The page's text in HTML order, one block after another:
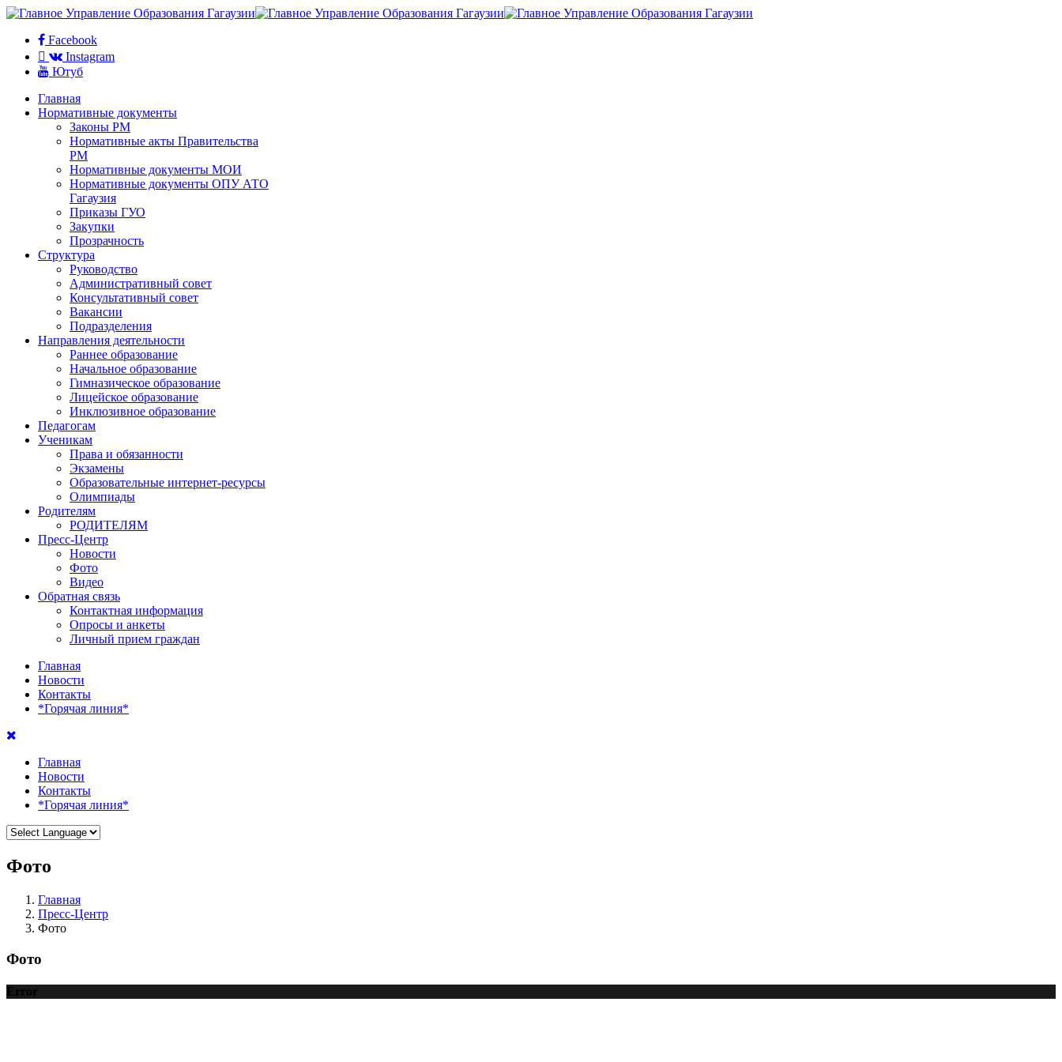
Facebook
Instagram
Ютуб
Главная
Нормативные документы
Законы РМ
Нормативные акты Правительства
РМ
Нормативные документы МОИ
Нормативные документы ОПУ АТО
Гагаузия
Приказы ГУО
Закупки
Прозрачность
Структура
Руководство
Административный совет
Консультативный совет
Вакансии
Подразделения
Направления деятельности
Раннее образование
Начальное образование
Гимназическое образование
Лицейское образование
Инклюзивное образование
Педагогам
Ученикам
Права и обязанности
Экзамены
Образовательные интернет-ресурсы
Олимпиады
Родителям
РОДИТЕЛЯМ
Пресс-Центр
Новости
Фото
Видео
Обратная связь
Контактная информация
Опросы и анкеты
Личный прием граждан
Главная
Новости
Контакты
*Горячая линия*
Главная
Новости
Контакты
*Горячая линия*
Фото
Главная
Пресс-Центр
Фото
Фото
Error